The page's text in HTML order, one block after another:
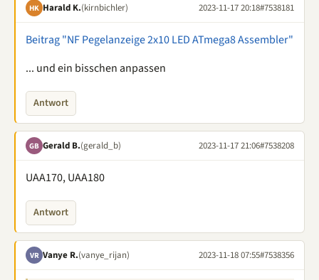
HK Harald K.(kirnbichler) 2023-11-17 20:18#7538181
Beitrag "NF Pegelanzeige 2x10 LED ATmega8 Assembler"
... und ein bisschen anpassen
Antwort
GB Gerald B.(gerald_b) 2023-11-17 21:06#7538208
UAA170, UAA180
Antwort
VR Vanye R.(vanye_rijan) 2023-11-18 07:55#7538356